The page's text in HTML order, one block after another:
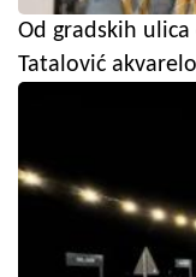
Od gradskih
Tatalović